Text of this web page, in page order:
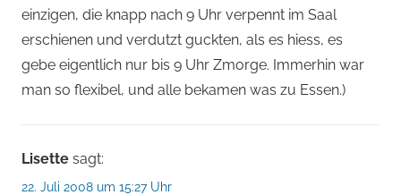
einzigen, die knapp nach 9 Uhr verpennt im Saal
erschienen und verdutzt guckten, als es hiess, es
gebe eigentlich nur bis 9 Uhr Zmorge. Immerhin war
man so flexibel, und alle bekamen was zu Essen.)
Lisette sagt:
22. Juli 2008 um 15:27 Uhr